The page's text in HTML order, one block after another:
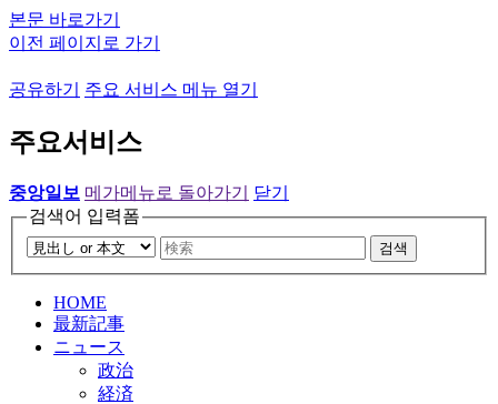
본문 바로가기
이전 페이지로 가기
공유하기 주요 서비스 메뉴 열기
주요서비스
중앙일보 메가메뉴로 돌아가기
닫기
검색어 입력폼
검색
HOME
最新記事
ニュース
政治
経済